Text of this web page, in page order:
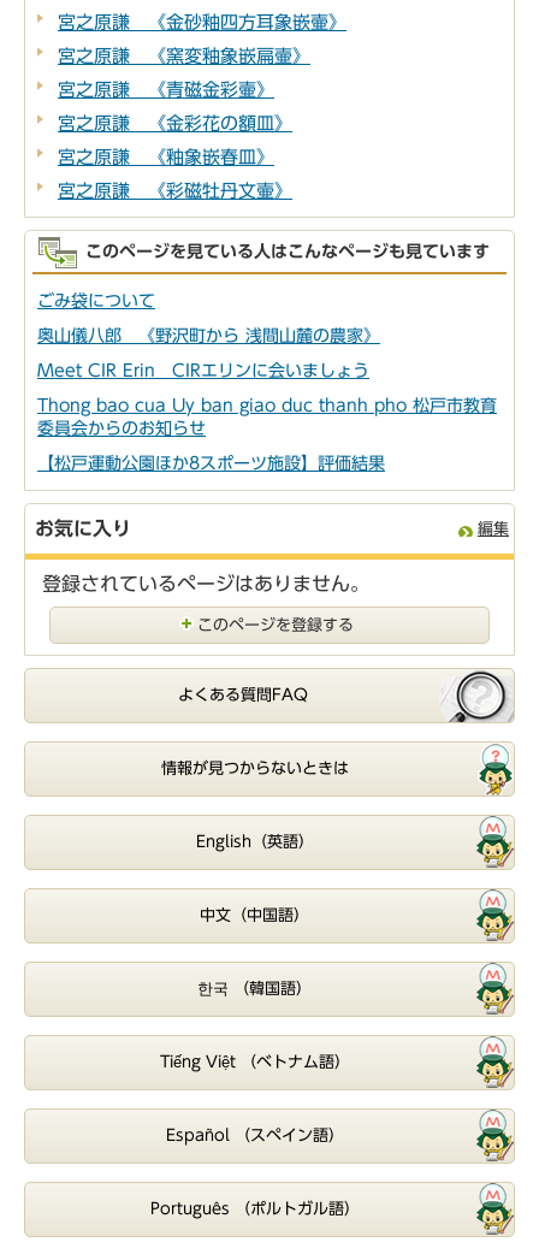
宮之原謙 《金砂釉四方耳象嵌壷》
宮之原謙 《窯変釉象嵌扁壷》
宮之原謙 《青磁金彩壷》
宮之原謙 《金彩花の額皿》
宮之原謙 《釉象嵌春皿》
宮之原謙 《彩磁牡丹文壷》
このページを見ている人はこんなページも見ています
ごみ袋について
奥山儀八郎 《野沢町から 浅間山麓の農家》
Meet CIR Erin CIRエリンに会いましょう
Thong bao cua Uy ban giao duc thanh pho 松戸市教育
委員会からのお知らせ
【松戸運動公園ほか8スポーツ施設】評価結果
お気に入り 編集
登録されているページはありません。
このページを登録する
よくある質問FAQ
情報が見つからないときは
English（英語）
中文（中国語）
한국 （韓国語）
Tiếng Việt （ベトナム語）
Español （スペイン語）
Português （ポルトガル語）